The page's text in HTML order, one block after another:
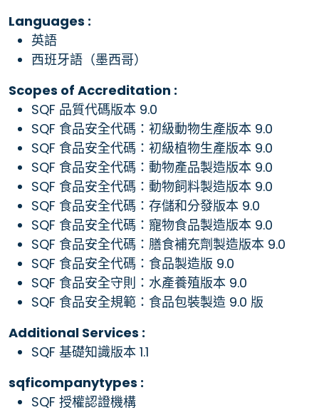
Languages :
英語
西班牙語（墨西哥）
Scopes of Accreditation :
SQF 品質代碼版本 9.0
SQF 食品安全代碼：初級動物生產版本 9.0
SQF 食品安全代碼：初級植物生產版本 9.0
SQF 食品安全代碼：動物產品製造版本 9.0
SQF 食品安全代碼：動物飼料製造版本 9.0
SQF 食品安全代碼：存儲和分發版本 9.0
SQF 食品安全代碼：寵物食品製造版本 9.0
SQF 食品安全代碼：膳食補充劑製造版本 9.0
SQF 食品安全代碼：食品製造版 9.0
SQF 食品安全守則：水產養殖版本 9.0
SQF 食品安全規範：食品包裝製造 9.0 版
Additional Services :
SQF 基礎知識版本 1.1
sqficompanytypes :
SQF 授權認證機構